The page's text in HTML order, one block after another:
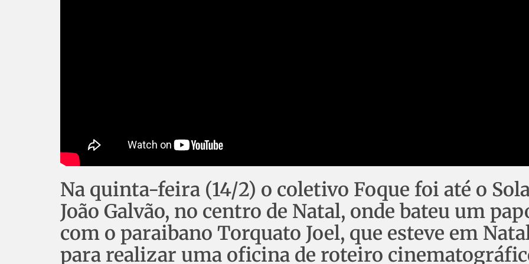
Na quinta-feira (14/2) o coletivo Foque foi até o
João Galvão, no centro de Natal, onde bateu um
com o paraibano Torquato Joel, que esteve em
para realizar uma oficina de roteiro